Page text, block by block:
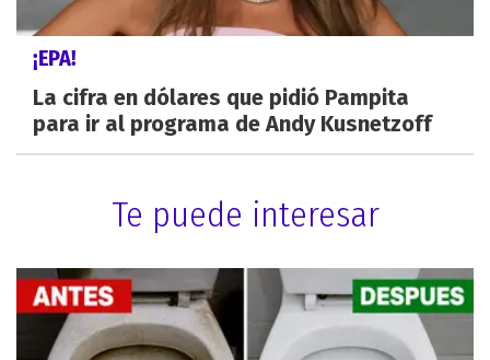
¡EPA!
La cifra en dólares que pidió Pampita
para ir al programa de Andy Kusnetzoff
Te puede interesar